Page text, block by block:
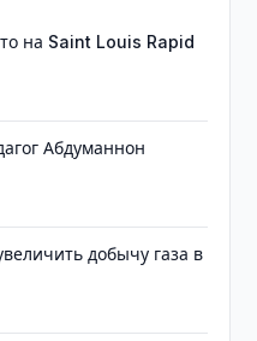
на Saint Louis Rapid
Абдуманнон
добычу газа в